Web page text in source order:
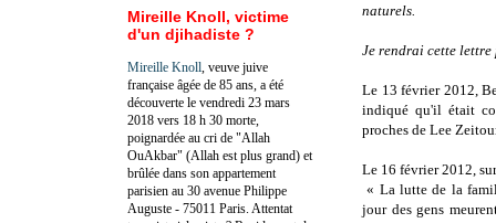
naturels.
Je rendrai cette
Le 13 février 2012,
indiqué qu'il était
proches de Lee
Le 16 février 2012,
« La lutte de la
jour des gens
Mireille Knoll, victime
d'un djihadiste ?
Mireille Knoll , veuve juive
française âgée de 85 ans, a été
découverte le vendredi 23 mars
2018 vers 18 h 30 morte,
poignardée au cri de "Allah
OuAkbar" (Allah est plus grand) et
brûlée dans son appartement
parisien au 30 avenue Philippe
Auguste - 75011 Paris. Attentat